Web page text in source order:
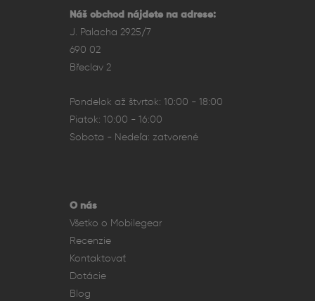
Náš obchod nájdete na adrese:
J. Palacha 2925/7
690 02
Břeclav 2
Pondelok až štvrtok: 10:00 - 18:00
Piatok: 10:00 - 16:00
Sobota - Nedeľa: zatvorené
O nás
Všetko o Mobilegear
Recenzie
Kontaktovať
Dotácie
Blog